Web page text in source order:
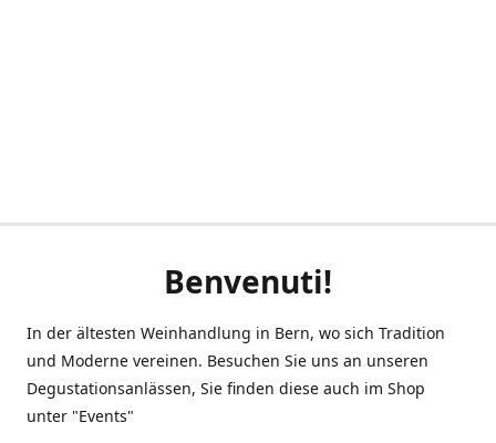
Benvenuti!
In der ältesten Weinhandlung in Bern, wo sich Tradition
und Moderne vereinen. Besuchen Sie uns an unseren
Degustationsanlässen, Sie finden diese auch im Shop
unter "Events"